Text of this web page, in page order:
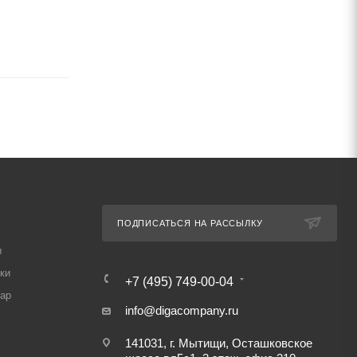
ПОДПИСАТЬСЯ НА РАССЫЛКУ
+7 (495) 749-00-04
info@digacompany.ru
141031, г. Мытищи, Осташковское